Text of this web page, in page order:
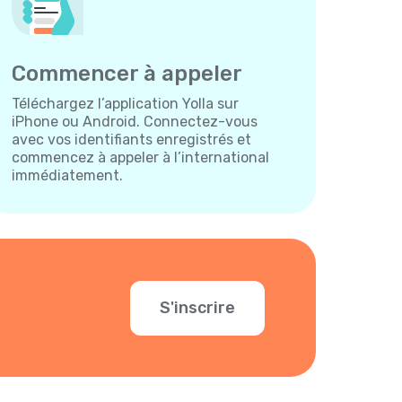
Commencer à appeler
Téléchargez l’application Yolla sur
iPhone ou Android. Connectez-vous
avec vos identifiants enregistrés et
commencez à appeler à l’international
immédiatement.
S'inscrire